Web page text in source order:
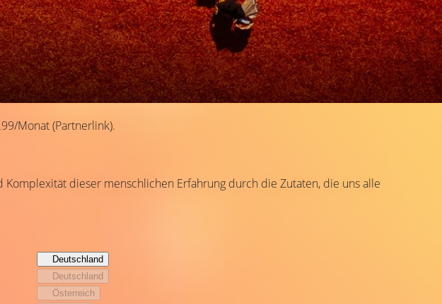
Monat (Partnerlink).
Komplexität dieser menschlichen Erfahrung durch die Zutaten, die uns alle
Deutschland
Deutschland
Österreich